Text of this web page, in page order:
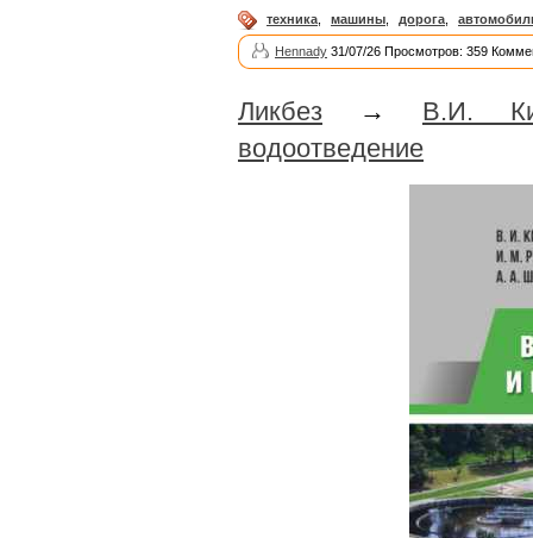
техника машины дорога
Hennady 31/07/26 Просмотров: 359
Ликбез → В.И.
водоотведение